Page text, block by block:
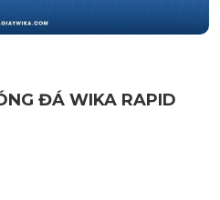
ĐÁ WIKA RAPID